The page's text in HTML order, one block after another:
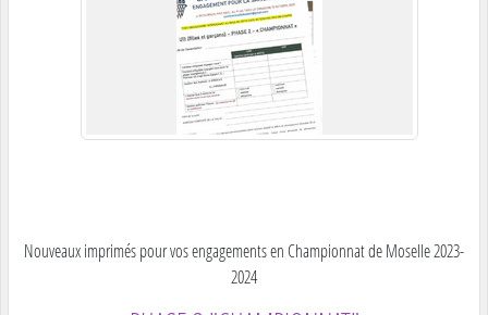
Nouveaux imprimés pour vos engagements en Championnat de Moselle 2023-
2024